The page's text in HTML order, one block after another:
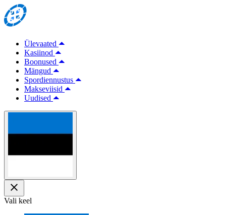
Ülevaated
Kasiinod
Boonused
Mängud
Spordiennustus
Makseviisid
Uudised
Vali keel